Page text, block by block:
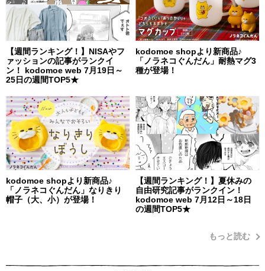
【週間ランキング！】NISAやフ
ァッションの記事がランクイ
ン！ kodomoe web 7月19日～
25日の週間TOP5★
kodomoe shopより新商品♪
「ノラネコぐんだん」耐熱マグ3
種が登場！
kodomoe shopより新商品♪
「ノラネコぐんだん」なりきり
帽子（大、小）が登場！
【週間ランキング！】夏休みの
自由研究記事がランクイン！
kodomoe web 7月12日～18日
の週間TOP5★
もっと読む